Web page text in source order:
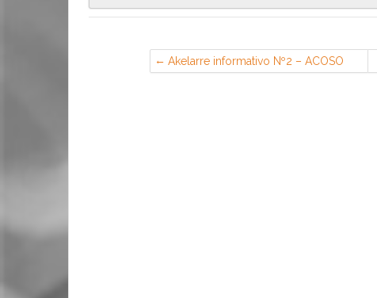
Akelarre informativo Nº2 – ACOSO
SEXUAL